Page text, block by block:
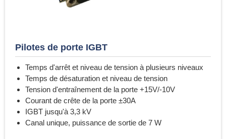
Pilotes de porte IGBT
Temps d'arrêt et niveau de tension à plusieurs niveaux
Temps de désaturation et niveau de tension
Tension d'entraînement de la porte +15V/-10V
Courant de crête de la porte ±30A
IGBT jusqu'à 3,3 kV
Canal unique, puissance de sortie de 7 W